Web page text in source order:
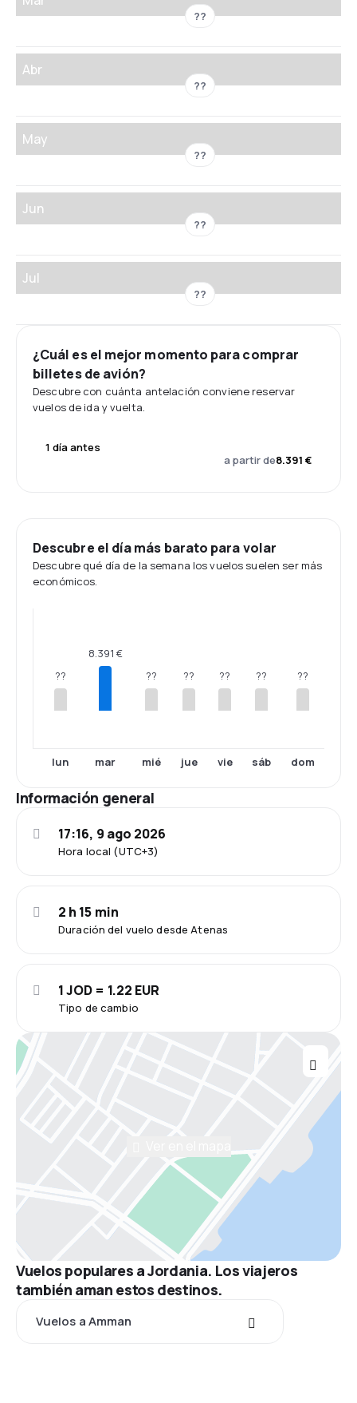
??
Abr
??
May
??
Jun
??
Jul
??
¿Cuál es el mejor momento para comprar
billetes de avión?
Descubre con cuánta antelación conviene reservar
vuelos de ida y vuelta.
1 día antes
a partir de8.391 €
Descubre el día más barato para volar
Descubre qué día de la semana los vuelos suelen ser más
económicos.
??
lun
8.391 €
mar
??
mié
??
jue
??
vie
??
sáb
??
dom
Información general
Hora local (UTC+3)
17:16, 9 ago 2026
Duración del vuelo desde Atenas
2 h 15 min
Tipo de cambio
1 JOD = 1.22 EUR
Vuelos populares a Jordania. Los viajeros
también aman estos destinos.
Vuelos a Amman